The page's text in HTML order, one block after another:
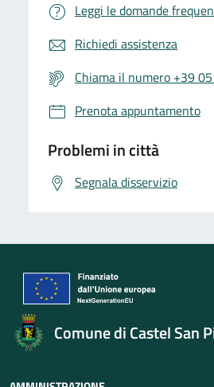
Leggi le domande
Richiedi assistenza
Chiama il numero +39
Prenota appuntamento
Problemi in città
Segnala disservizio
Comune di Castel San